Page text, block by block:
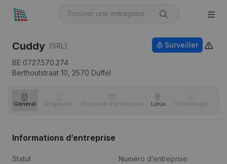
Cuddy (SRL)
BE 0727.570.274
Berthoutstraat 10, 2570 Duffel
Surveiller
Général Dirigeants Structure d'entreprise Lieux Chronologie
Informations d’entreprise
Statut
Numéro d’entreprise